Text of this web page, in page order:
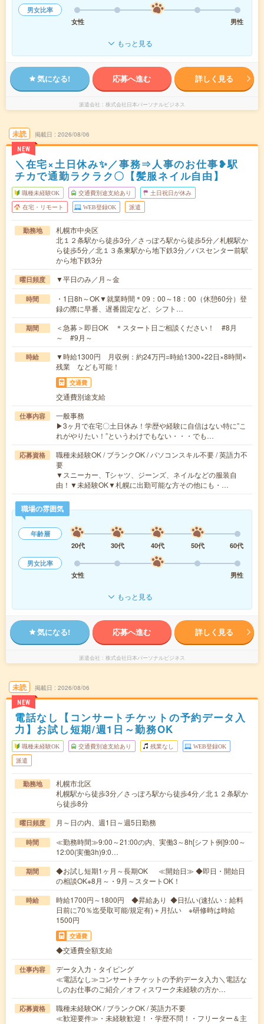
男女比率
女性
男性
もっと見る
気になる! 応募へ進む 詳しく見る
派遣会社 株式会社日本パーソナルビジネス
未読
NEW
掲載日 2026/08/06
＼在宅×土日休み✨／事務⇒人事のお仕事❥駅
チカで通勤ラクラク〇【髪服ネイル自由】
職種未経験OK 交通費別途支給あり 土日祝日が休み
在宅・リモート WEB登録OK 派遣
勤務地
札幌市中央区
北１２条駅から徒歩3分／さっぽろ駅から徒歩5分／札幌駅か
ら徒歩5分／北１３条東駅から地下鉄3分／バスセンター前駅
から地下鉄3分
曜日頻度 ▼平日のみ／月～金
時間
・1日8h～OK▼就業時間＊09：00～18：00（休憩60分）登
録の際に早番、遅番固定など、シフト…
期間
＜急募＞即日OK ＊スタート日ご相談ください！ #8月
～ #9月～
時給
▼時給1300円 月収例：約24万円=時給1300×22日×8時間×
残業 なども可能！
交通費
交通費別途支給
仕事内容
一般事務
▶3ヶ月で在宅〇土日休み！学歴や経験に自信はない特に”こ
れがやりたい！”というわけでもない・・・でも…
応募資格
職種未経験OK / ブランクOK / パソコンスキル不要 / 英語力不
要
▼スニーカー、Tシャツ、ジーンズ、ネイルなどの服装自
由！▼未経験OK▼札幌に出勤可能な方その他にも・…
職場の雰囲気
年齢層
20代
30代 40代 50代
60代
男女比率
女性
男性
もっと見る
気になる! 応募へ進む 詳しく見る
派遣会社 株式会社日本パーソナルビジネス
未読
NEW
掲載日 2026/08/06
電話なし【コンサートチケットの予約データ入
力】お試し短期/週1日～勤務OK
職種未経験OK 交通費別途支給あり 残業なし WEB登録OK
派遣
勤務地
札幌市北区
札幌駅から徒歩3分／さっぽろ駅から徒歩4分／北１２条駅か
ら徒歩8分
曜日頻度 月～日の内、週1日～週5日勤務
時間
≪勤務時間≫9:00～21:00の内、実働3～8h[シフト例]9:00～
12:00(実働3h)9:0…
期間
◆お試し短期1ヶ月～長期OK ≪開始日≫ ◆即日・開始日
の相談OK※8月～・9月～スタートOK！
時給
時給1700円～1800円 ◆昇給あり ◆日払い(速払い：給料
日前に70％迄受取可能/規定有)＋月払い ※研修時は時給
1500円
交通費
◆交通費全額支給
仕事内容
データ入力・タイピング
≪電話なし≫コンサートチケットの予約データ入力＼電話な
しのお仕事のご紹介／オフィスワーク未経験の方か…
応募資格
職種未経験OK / ブランクOK / 英語力不要
≪歓迎要件≫・未経験歓迎！・学歴不問！・フリーター＆主